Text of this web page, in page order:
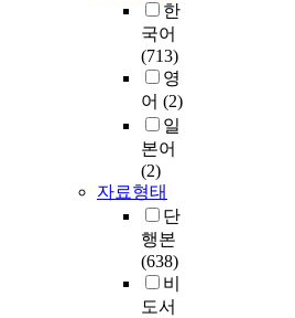
한
국어
(713)
영
어 (2)
일
본어
(2)
자료형태
단
행본
(638)
비
도서